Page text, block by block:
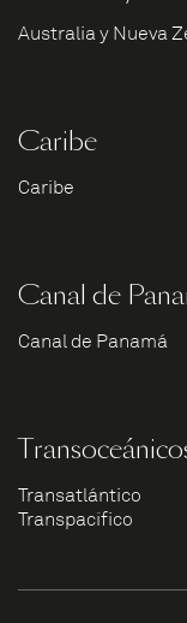
Australia y Nueva
Caribe
Caribe
Canal de
Canal de Panamá
Transatlántico
Transpacífico